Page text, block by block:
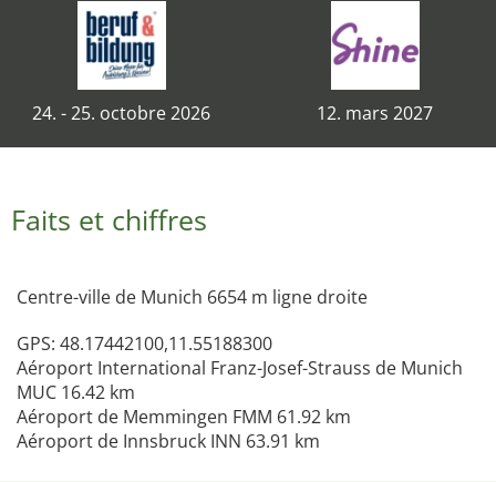
24. - 25. octobre 2026 12. mars 2027
Faits et chiffres
Centre-ville de Munich 6654 m ligne droite
GPS: 48.17442100,11.55188300
Aéroport International Franz-Josef-Strauss de Munich
MUC 16.42 km
Aéroport de Memmingen FMM 61.92 km
Aéroport de Innsbruck INN 63.91 km